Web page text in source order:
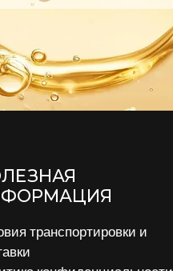
транспортировки и